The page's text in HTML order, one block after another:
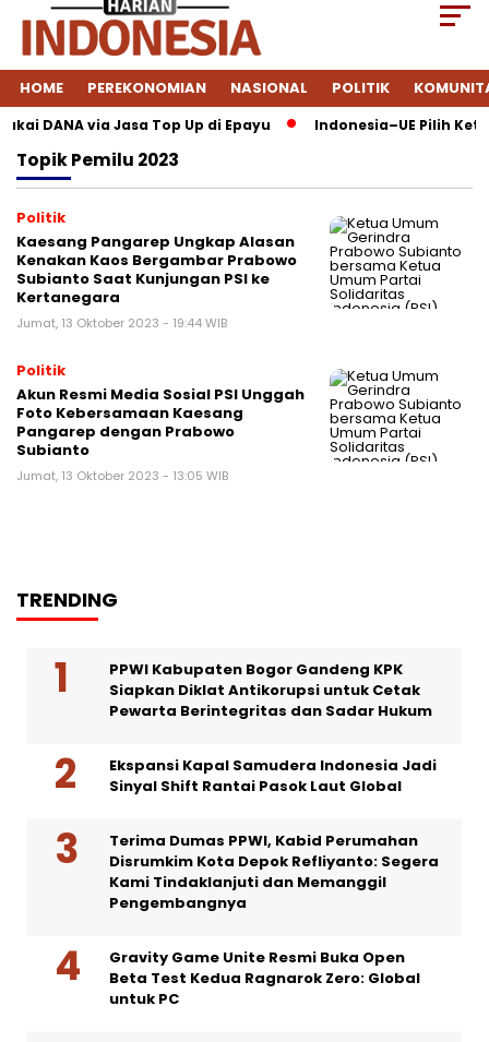
HOME PEREKONOMIAN NASIONAL POLITIK
DANA via Jasa Top Up di Epayu Indonesia–UE Pilih
TopikPemilu 2023
Politik
Kaesang Pangarep Ungkap Alasan
Kenakan Kaos Bergambar Prabowo
Subianto Saat Kunjungan PSI ke
Kertanegara
Jumat, 13 Oktober 2023 - 19:44 WIB
Politik
Akun Resmi Media Sosial PSI Unggah
Foto Kebersamaan Kaesang
Pangarep dengan Prabowo
Subianto
Jumat, 13 Oktober 2023 - 13:05 WIB
TRENDING
PPWI Kabupaten Bogor Gandeng KPK
Siapkan Diklat Antikorupsi untuk Cetak
Pewarta Berintegritas dan Sadar Hukum
Ekspansi Kapal Samudera Indonesia Jadi
Sinyal Shift Rantai Pasok Laut Global
Terima Dumas PPWI, Kabid Perumahan
Disrumkim Kota Depok Refliyanto: Segera
Kami Tindaklanjuti dan Memanggil
Pengembangnya
Gravity Game Unite Resmi Buka Open
Beta Test Kedua Ragnarok Zero: Global
untuk PC